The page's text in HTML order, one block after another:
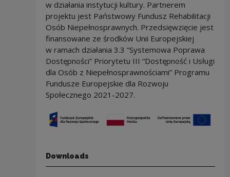
w działania instytucji kultury. Partnerem
projektu jest Państwowy Fundusz Rehabilitacji
Osób Niepełnosprawnych. Przedsięwzięcie jest
finansowane ze środków Unii Europejskiej
w ramach działania 3.3 “Systemowa Poprawa
Dostępności” Priorytetu III “Dostępność i Usługi
dla Osób z Niepełnosprawnościami” Programu
Fundusze Europejskie dla Rozwoju
Społecznego 2021-2027.
Downloads